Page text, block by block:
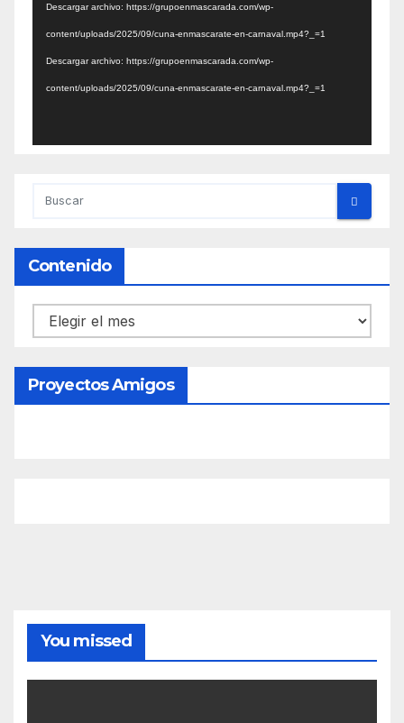
Descargar archivo: https://grupoenmascarada.com/wp-
content/uploads/2025/09/cuna-enmascarate-en-carnaval.mp4?_=1
Descargar archivo: https://grupoenmascarada.com/wp-
content/uploads/2025/09/cuna-enmascarate-en-carnaval.mp4?_=1
Contenido
Contenido
Proyectos Amigos
You missed